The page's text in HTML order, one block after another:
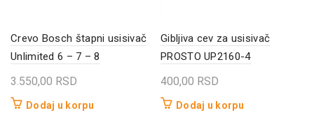
Crevo Bosch štapni usisivač
Unlimited 6 – 7 – 8
3.550,00 RSD
Dodaj u korpu
Gibljiva cev za usisivač
PROSTO UP2160-4
400,00 RSD
Dodaj u korpu